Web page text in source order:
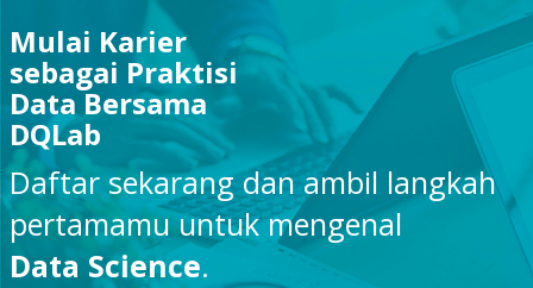
Mulai Karier
sebagai Praktisi
Data Bersama
DQLab
Daftar sekarang dan ambil langkah
pertamamu untuk mengenal
Data Science.